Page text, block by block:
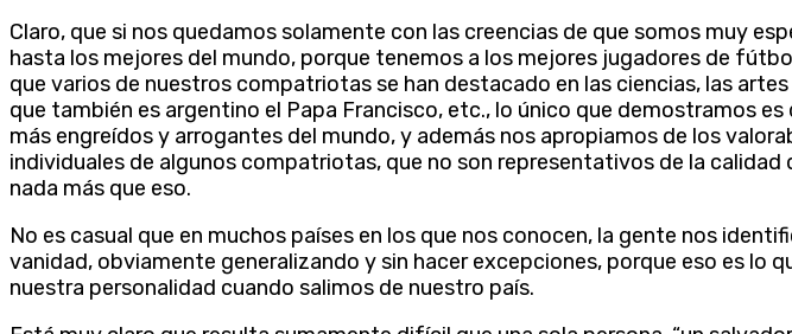
Claro, que si nos quedamos solamente con las creencias de que somos muy
hasta los mejores del mundo, porque tenemos a los mejores jugadores de
que varios de nuestros compatriotas se han destacado en las ciencias, las
que también es argentino el Papa Francisco, etc., lo único que demostramos es
más engreídos y arrogantes del mundo, y además nos apropiamos de los
individuales de algunos compatriotas, que no son representativos de la calidad
nada más que eso.
No es casual que en muchos países en los que nos conocen, la gente nos
vanidad, obviamente generalizando y sin hacer excepciones, porque eso es lo
nuestra personalidad cuando salimos de nuestro país.